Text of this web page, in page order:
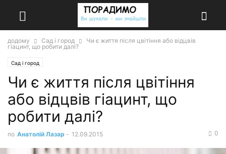
додому Сад і город
Чи є життя після цвітіння або відцвів
гіацинт, що робити далі?
Сад і город
Чи є життя після цвітіння
або відцвів гіацинт, що
робити далі?
по Анатолій Лазар - 12.09.2015 0